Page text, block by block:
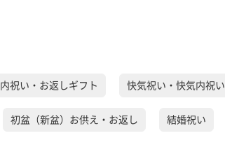
内祝い・お返しギフト 快気祝い・快気内祝い
初盆（新盆）お供え・お返し 結婚祝い